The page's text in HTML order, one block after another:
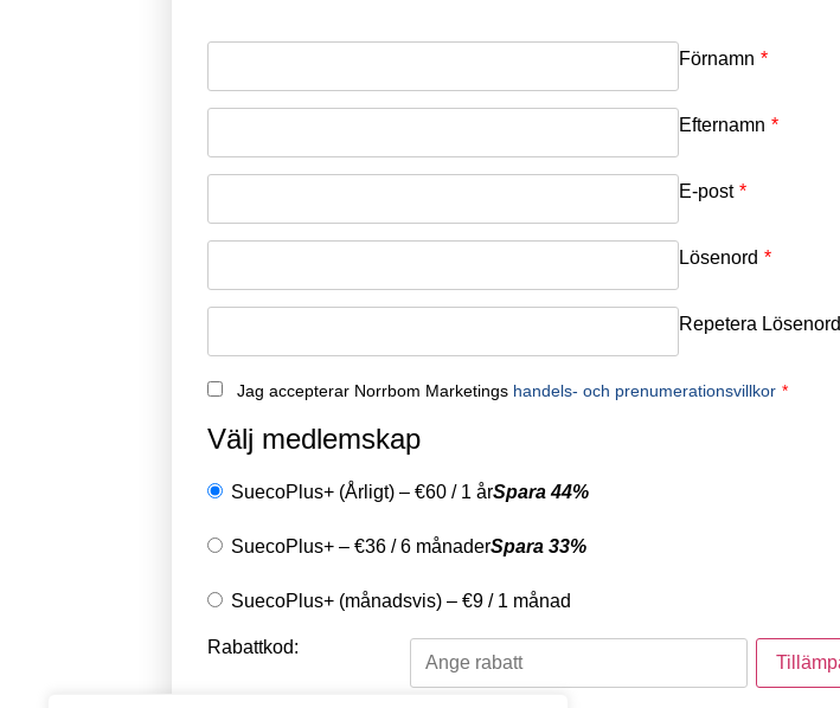
Förnamn *
Efternamn *
E-post *
Lösenord *
Repetera Lösenord
Jag accepterar Norrbom Marketings handels- och prenumerationsvillkor *
Välj medlemskap
SuecoPlus+ (Årligt) – €60 / 1 årSpara 44%
SuecoPlus+ – €36 /6 månaderSpara 33%
SuecoPlus+ (månadsvis) – €9 / 1 månad
Rabattkod:
Email
Password